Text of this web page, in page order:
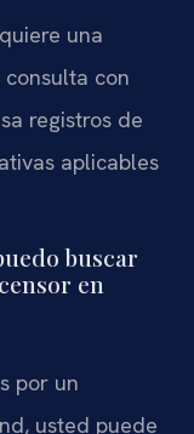
una
con
registros de
aplicables
buscar
en
por un
usted puede